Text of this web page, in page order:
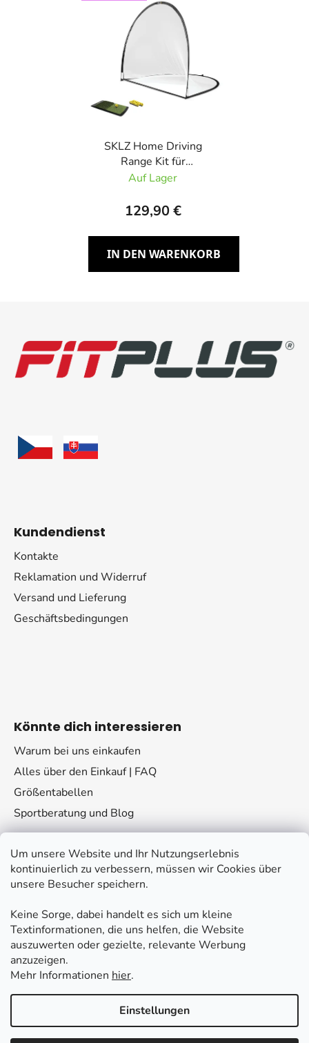
Um unsere Website und Ihr Nutzungserlebnis
kontinuierlich zu verbessern, müssen wir Cookies über
unsere Besucher speichern.
Keine Sorge, dabei handelt es sich um kleine
Textinformationen, die uns helfen, die Website
auszuwerten oder gezielte, relevante Werbung
anzuzeigen.
Mehr Informationen hier.
Einstellungen
SKLZ Home Driving
Range Kit für
Golfabschlag-Training
Auf Lager
129,90 €
IN DEN WARENKORB
Kundendienst
Kontakte
Reklamation und Widerruf
Versand und Lieferung
Geschäftsbedingungen
Könnte dich interessieren
Warum bei uns einkaufen
Alles über den Einkauf | FAQ
Größentabellen
Sportberatung und Blog
Kontakt
eshop